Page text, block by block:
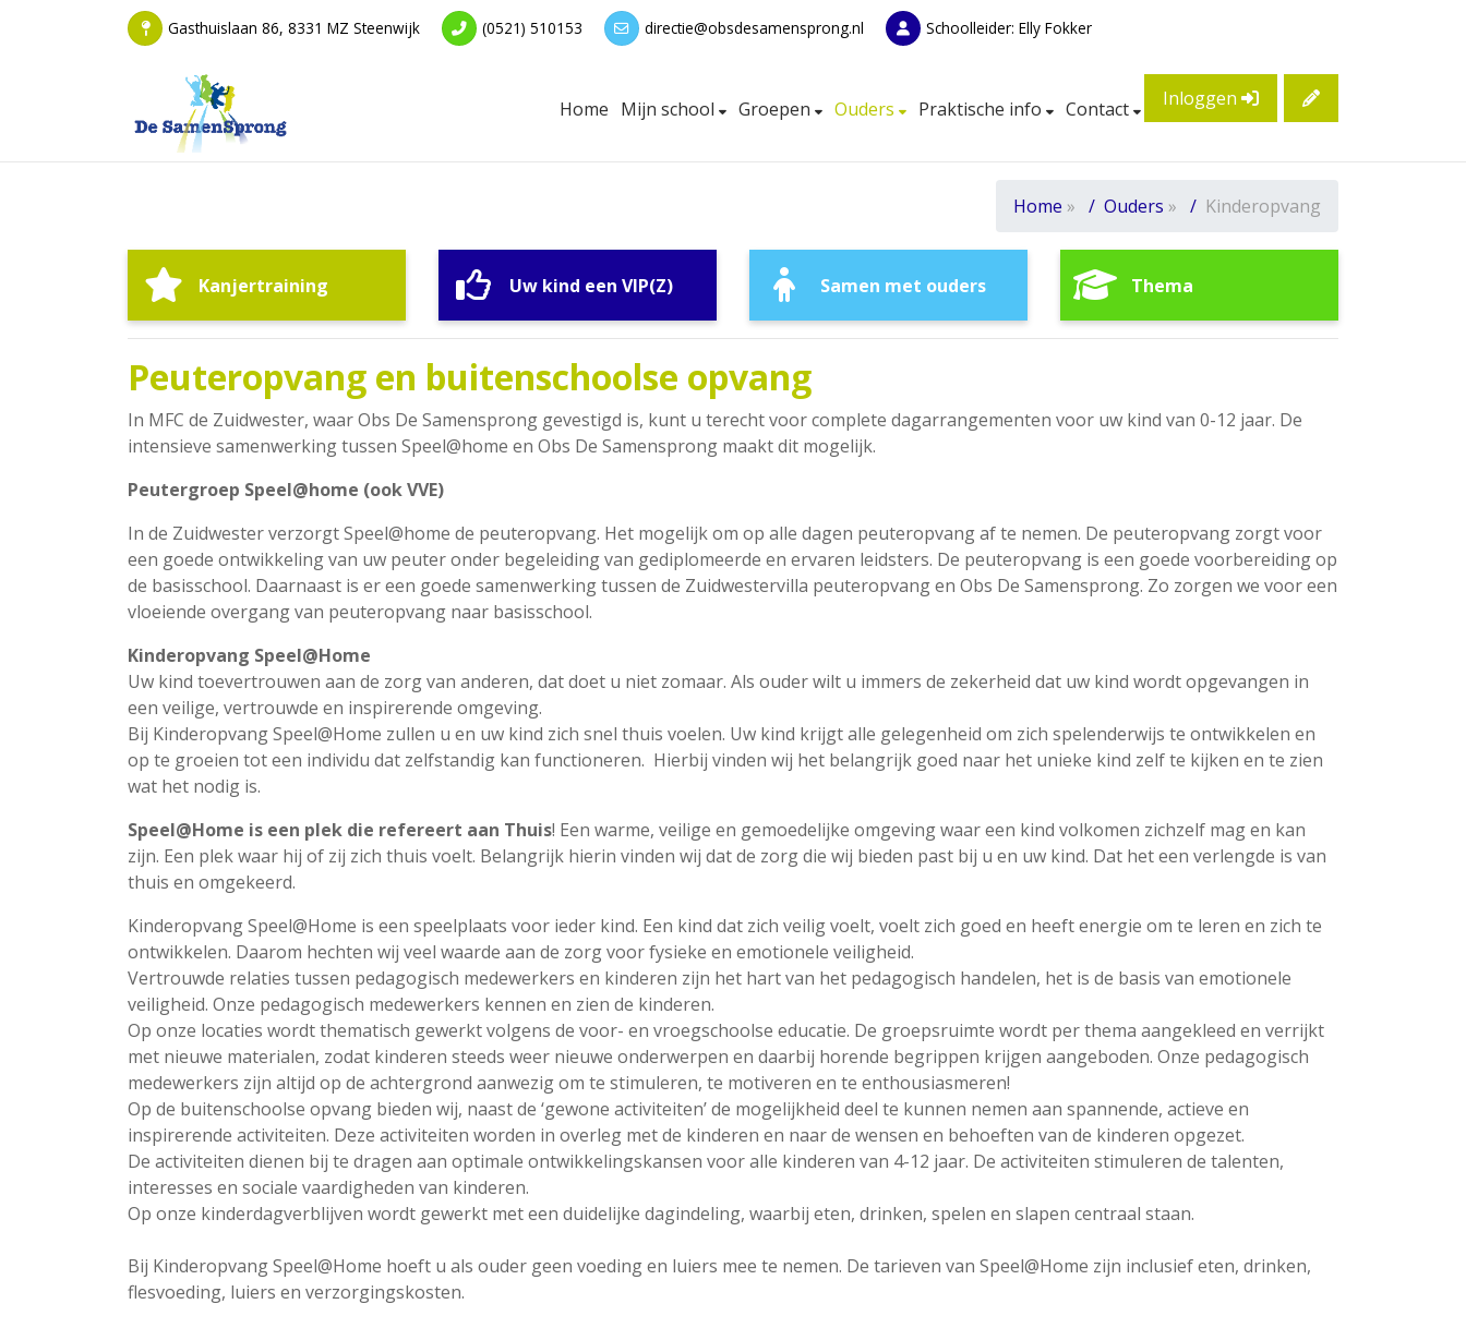
Gasthuislaan 86, 8331 MZ Steenwijk (0521) 510153 directie@obsdesamensprong.nl Schoolleider: Elly Fokker
Home Mijn school Groepen Ouders Praktische info Contact Inloggen
Home » Ouders » Kinderopvang
Kanjertraining Uw kind een VIP(Z) Samen met ouders Thema
Peuteropvang en buitenschoolse opvang
In MFC de Zuidwester, waar Obs De Samensprong gevestigd is, kunt u terecht voor complete dagarrangementen voor uw kind van 0-12 jaar. De
intensieve samenwerking tussen Speel@home en Obs De Samensprong maakt dit mogelijk.
Peutergroep Speel@home (ook VVE)
In de Zuidwester verzorgt Speel@home de peuteropvang. Het mogelijk om op alle dagen peuteropvang af te nemen. De peuteropvang zorgt voor
een goede ontwikkeling van uw peuter onder begeleiding van gediplomeerde en ervaren leidsters. De peuteropvang is een goede voorbereiding op
de basisschool. Daarnaast is er een goede samenwerking tussen de Zuidwestervilla peuteropvang en Obs De Samensprong. Zo zorgen we voor een
vloeiende overgang van peuteropvang naar basisschool.
Kinderopvang Speel@Home
Uw kind toevertrouwen aan de zorg van anderen, dat doet u niet zomaar. Als ouder wilt u immers de zekerheid dat uw kind wordt opgevangen in
een veilige, vertrouwde en inspirerende omgeving.
Bij Kinderopvang Speel@Home zullen u en uw kind zich snel thuis voelen. Uw kind krijgt alle gelegenheid om zich spelenderwijs te ontwikkelen en
op te groeien tot een individu dat zelfstandig kan functioneren. Hierbij vinden wij het belangrijk goed naar het unieke kind zelf te kijken en te zien
wat het nodig is.
Speel@Home is een plek die refereert aan Thuis! Een warme, veilige en gemoedelijke omgeving waar een kind volkomen zichzelf mag en kan
zijn. Een plek waar hij of zij zich thuis voelt. Belangrijk hierin vinden wij dat de zorg die wij bieden past bij u en uw kind. Dat het een verlengde is van
thuis en omgekeerd.
Kinderopvang Speel@Home is een speelplaats voor ieder kind. Een kind dat zich veilig voelt, voelt zich goed en heeft energie om te leren en zich te
ontwikkelen. Daarom hechten wij veel waarde aan de zorg voor fysieke en emotionele veiligheid.
Vertrouwde relaties tussen pedagogisch medewerkers en kinderen zijn het hart van het pedagogisch handelen, het is de basis van emotionele
veiligheid. Onze pedagogisch medewerkers kennen en zien de kinderen.
Op onze locaties wordt thematisch gewerkt volgens de voor- en vroegschoolse educatie. De groepsruimte wordt per thema aangekleed en verrijkt
met nieuwe materialen, zodat kinderen steeds weer nieuwe onderwerpen en daarbij horende begrippen krijgen aangeboden. Onze pedagogisch
medewerkers zijn altijd op de achtergrond aanwezig om te stimuleren, te motiveren en te enthousiasmeren!
Op de buitenschoolse opvang bieden wij, naast de ‘gewone activiteiten’ de mogelijkheid deel te kunnen nemen aan spannende, actieve en
inspirerende activiteiten. Deze activiteiten worden in overleg met de kinderen en naar de wensen en behoeften van de kinderen opgezet.
De activiteiten dienen bij te dragen aan optimale ontwikkelingskansen voor alle kinderen van 4-12 jaar. De activiteiten stimuleren de talenten,
interesses en sociale vaardigheden van kinderen.
Op onze kinderdagverblijven wordt gewerkt met een duidelijke dagindeling, waarbij eten, drinken, spelen en slapen centraal staan.
Bij Kinderopvang Speel@Home hoeft u als ouder geen voeding en luiers mee te nemen. De tarieven van Speel@Home zijn inclusief eten, drinken,
flesvoeding, luiers en verzorgingskosten.